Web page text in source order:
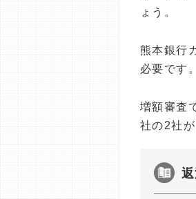
ょう。
熊本銀行
必要です。
増額審査
社の2社